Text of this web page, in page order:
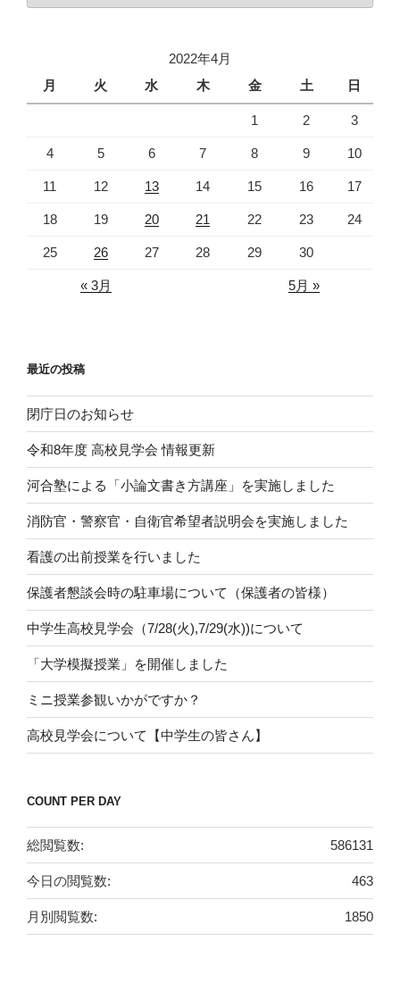
2022年4月
月
火 水 木 金 土 日
1 2 3
4 5 6 7 8 9 10
11 12 13 14 15 16 17
18 19 20 21 22 23 24
25 26 27 28 29 30
« 3月 5月 »
最近の投稿
閉庁日のお知らせ
令和8年度 高校見学会 情報更新
河合塾による「小論文書き方講座」を実施しました
消防官・警察官・自衛官希望者説明会を実施しました
看護の出前授業を行いました
保護者懇談会時の駐車場について（保護者の皆様）
中学生高校見学会（7/28(火),7/29(水))について
「大学模擬授業」を開催しました
ミニ授業参観いかがですか？
高校見学会について【中学生の皆さん】
COUNT PER DAY
586131
総閲覧数:
463
今日の閲覧数:
1850
月別閲覧数: